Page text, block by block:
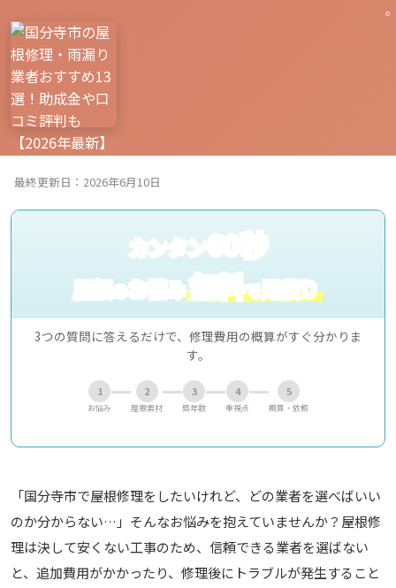
最終更新日：2026年6月10日
カンタン60秒
屋根のお悩み無料で見積り
3つの質問に答えるだけで、修理費用の概算がすぐ分かりま
す。
1
お悩み
2
屋根素材
3
築年数
4
重視点
5
概算・依頼
「国分寺市で屋根修理をしたいけれど、どの業者を選べばいい
のか分からない…」そんなお悩みを抱えていませんか？屋根修
理は決して安くない工事のため、信頼できる業者を選ばない
と、追加費用がかかったり、修理後にトラブルが発生すること